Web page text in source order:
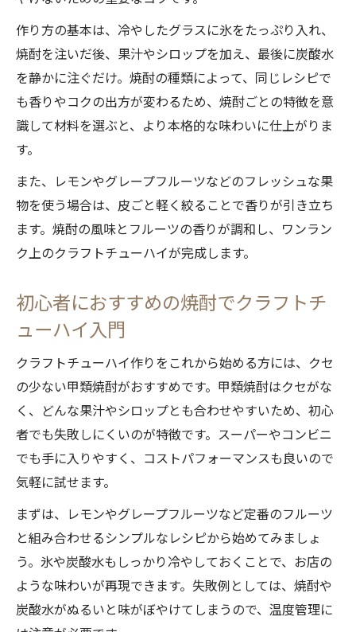
作り方の基本は、冷やしたグラスに氷をたっぷり入れ、
焼酎を注いだ後、果汁やシロップを加え、最後に炭酸水
を静かに注ぐだけ。焼酎の種類によって、同じレシピで
も香りやコクの出方が変わるため、焼酎ごとの特徴を意
識して材料を選ぶと、より本格的な味わいに仕上がりま
す。
また、レモンやグレープフルーツなどのフレッシュな果
物を使う場合は、皮ごと軽く絞ることで香りが引き立ち
ます。焼酎の風味とフルーツの香りが調和し、ワンラン
ク上のクラフトチューハイが完成します。
初心者におすすめの焼酎でクラフトチ
ューハイ入門
クラフトチューハイ作りをこれから始める方には、クセ
の少ない甲類焼酎がおすすめです。甲類焼酎はクセがな
く、どんな果汁やシロップとも合わせやすいため、初心
者でも失敗しにくいのが特徴です。スーパーやコンビニ
でも手に入りやすく、コストパフォーマンスも良いので
気軽に試せます。
まずは、レモンやグレープフルーツなど定番のフルーツ
と組み合わせるシンプルなレシピから始めてみましょ
う。氷や炭酸水もしっかり冷やしておくことで、お店の
ような味わいが再現できます。失敗例としては、焼酎や
炭酸水がぬるいと味がぼやけてしまうので、温度管理に